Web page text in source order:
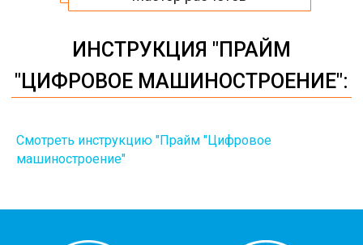
Смотреть инструкцию "Прайм "Цифровое
машиностроение"